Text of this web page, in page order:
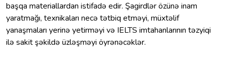
başqa materiallardan istifadə edir. Şagirdlər özünə inam
yaratmağı, texnikaları necə tətbiq etməyi, müxtəlif
yanaşmaları yerinə yetirməyi və IELTS imtahanlarının təzyiqi
ilə sakit şəkildə üzləşməyi öyrənəcəklər.